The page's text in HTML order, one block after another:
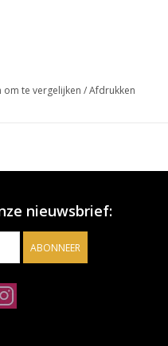
om te vergelijken /Afdrukken
nieuwsbrief:
ABONNEER